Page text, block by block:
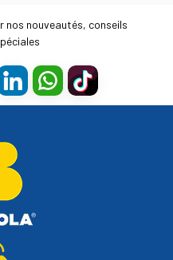
nos nouveautés, conseils